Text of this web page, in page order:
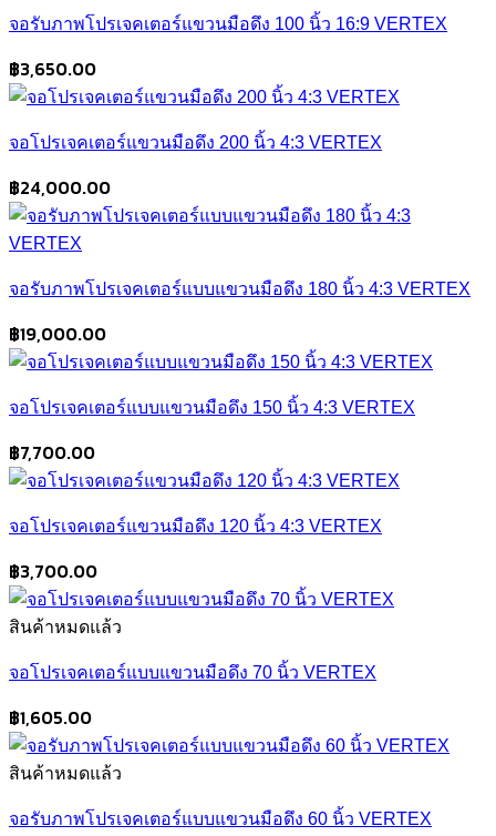
จอรับภาพโปรเจคเตอร์แขวนมือดึง 100 นิ้ว 16:9 VERTEX
฿3,650.00
จอโปรเจคเตอร์แขวนมือดึง 200 นิ้ว 4:3 VERTEX
฿24,000.00
จอรับภาพโปรเจคเตอร์แบบแขวนมือดึง 180 นิ้ว 4:3 VERTEX
฿19,000.00
จอโปรเจคเตอร์แบบแขวนมือดึง 150 นิ้ว 4:3 VERTEX
฿7,700.00
จอโปรเจคเตอร์แขวนมือดึง 120 นิ้ว 4:3 VERTEX
฿3,700.00
สินค้าหมดแล้ว
จอโปรเจคเตอร์แบบแขวนมือดึง 70 นิ้ว VERTEX
฿1,605.00
สินค้าหมดแล้ว
จอรับภาพโปรเจคเตอร์แบบแขวนมือดึง 60 นิ้ว VERTEX